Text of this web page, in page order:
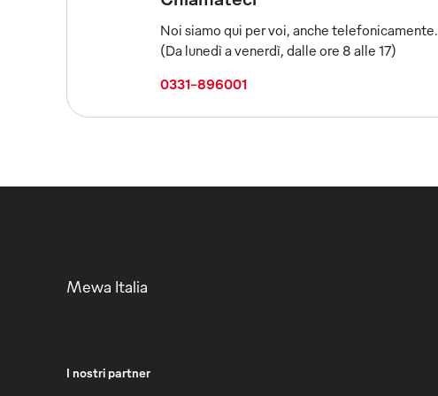
Noi siamo qui per voi, anche telefonicamente.
(Da lunedì a venerdì, dalle ore 8 alle 17)
0331-896001
Mewa Italia
I nostri partner